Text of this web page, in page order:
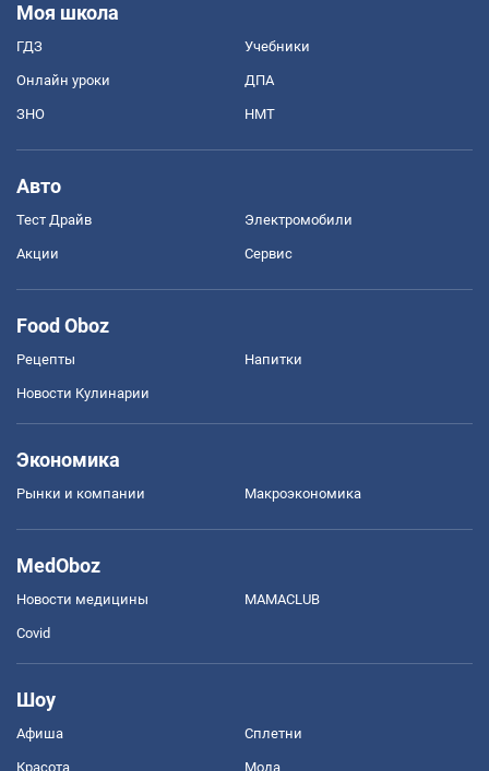
Моя школа
ГДЗ Учебники
Онлайн уроки ДПА
ЗНО НМТ
Авто
Тест Драйв Электромобили
Акции Сервис
Food Oboz
Рецепты Напитки
Новости Кулинарии
Экономика
Рынки и компании Mакроэкономика
MedOboz
Новости медицины MAMACLUB
Covid
Шоу
Афиша Сплетни
Красота Мода